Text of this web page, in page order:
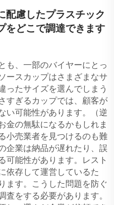
配慮したプラスチック
をどこで調達できます
も、一部のバイヤーにとっ
ースカップはさまざまなサ
ったサイズを選んでしまう
すぎるカップでは、顧客が
い可能性があります。（逆
金の無駄になるかもしれま
小売業者を見つけるのも難
企業は納品が遅れたり、誤
可能性があります。レスト
依存して運営しているた
ます。こうした問題を防ぐ
査をする必要があります。